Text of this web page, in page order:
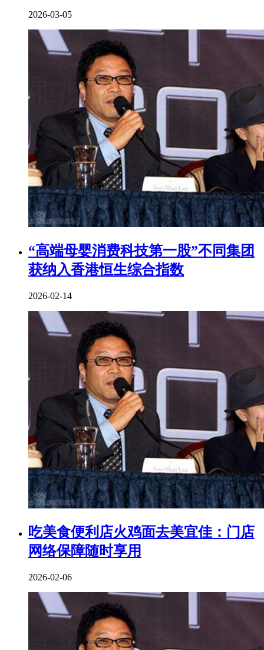
2026-03-05
“高端母婴消费科技第一股”不同集团
获纳入香港恒生综合指数
2026-02-14
吃美食便利店火鸡面去美宜佳：门店
网络保障随时享用
2026-02-06